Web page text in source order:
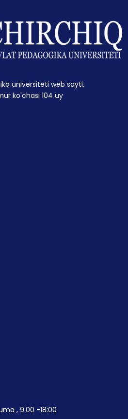
universiteti web sayti.
ko'chasi 104 uy
, 9.00 -18:00